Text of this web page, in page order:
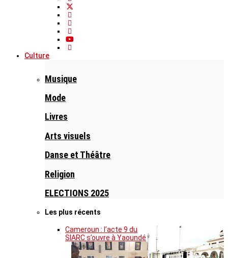
Culture
Musique
Mode
Livres
Arts visuels
Danse et Théâtre
Religion
ELECTIONS 2025
Les plus récents
Cameroun : l’acte 9 du
SIARC s’ouvre à Yaoundé